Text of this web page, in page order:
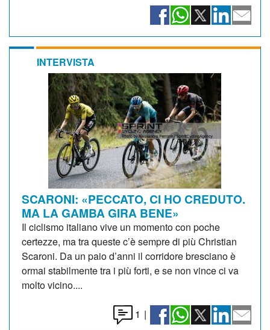
INTERVISTA
SCARONI: «PECCATO, CI HO CREDUTO.
MA LA GAMBA GIRA BENE»
Il ciclismo italiano vive un momento con poche
certezze, ma tra queste c’è sempre di più Christian
Scaroni. Da un paio d’anni il corridore bresciano è
ormai stabilmente tra i più forti, e se non vince ci va
molto vicino....
1 |